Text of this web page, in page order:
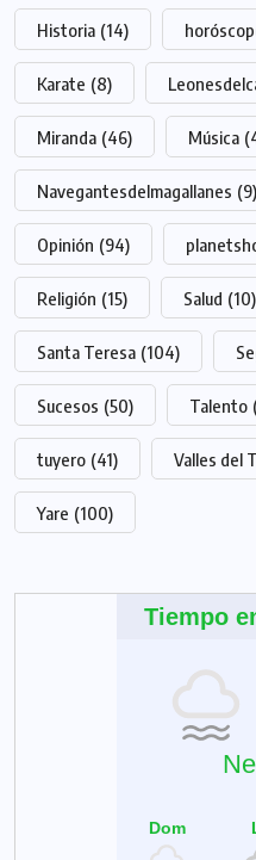
Historia (14)
Karate (8)
Miranda (46) Música
Navegantesdelmagallanes (9)
Opinión (94)
Religión (15) Salud (10)
Santa Teresa (104)
Sucesos (50) Talento
tuyero (41) Valles del
Yare (100)
Tiempo
Dom